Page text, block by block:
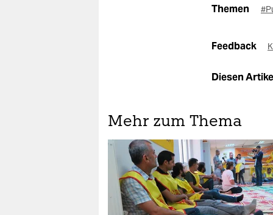
Themen
Feedback
Diesen
Mehr zum Thema